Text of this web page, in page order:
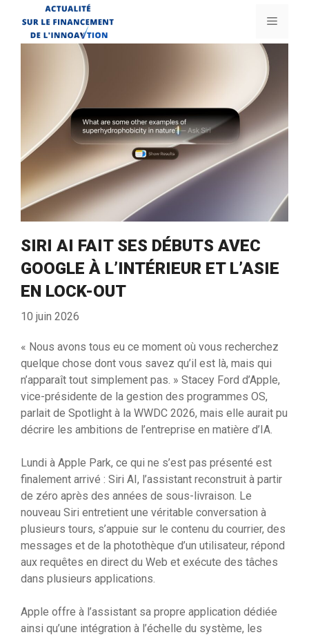
contenu
Menu
SIRI AI FAIT SES DÉBUTS AVEC
GOOGLE À L’INTÉRIEUR ET L’ASIE
EN LOCK-OUT
10 juin 2026
« Nous avons tous eu ce moment où vous recherchez
quelque chose dont vous savez qu’il est là, mais qui
n’apparaît tout simplement pas. » Stacey Ford d’Apple,
vice-présidente de la gestion des programmes OS,
parlait de Spotlight à la WWDC 2026, mais elle aurait pu
décrire les ambitions de l’entreprise en matière d’IA.
Lundi à Apple Park, ce qui ne s’est pas présenté est
finalement arrivé : Siri AI, l’assistant reconstruit à partir
de zéro après des années de sous-livraison. Le
nouveau Siri entretient une véritable conversation à
plusieurs tours, s’appuie sur le contenu du courrier, des
messages et de la photothèque d’un utilisateur, répond
aux requêtes en direct du Web et exécute des tâches
dans plusieurs applications.
Apple offre à l’assistant sa propre application dédiée
ainsi qu’une intégration à l’échelle du système, les